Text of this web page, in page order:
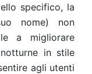
specifico, la
nome) non
a migliorare
in stile
agli utenti